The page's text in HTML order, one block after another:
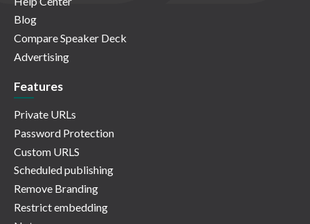
Blog
Compare Speaker Deck
Advertising
Features
Private URLs
Password Protection
Custom URLS
Scheduled publishing
Remove Branding
Restrict embedding